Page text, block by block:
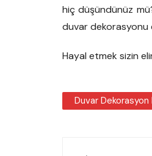
hiç düşündünüz
duvar dekorasyonu
Hayal etmek sizin
Duvar Dekorasyon